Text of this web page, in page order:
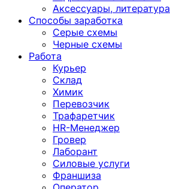
Аксессуары, литература
Способы заработка
Серые схемы
Черные схемы
Работа
Курьер
Склад
Химик
Перевозчик
Трафаретчик
HR-Менеджер
Гровер
Лаборант
Силовые услуги
Франшиза